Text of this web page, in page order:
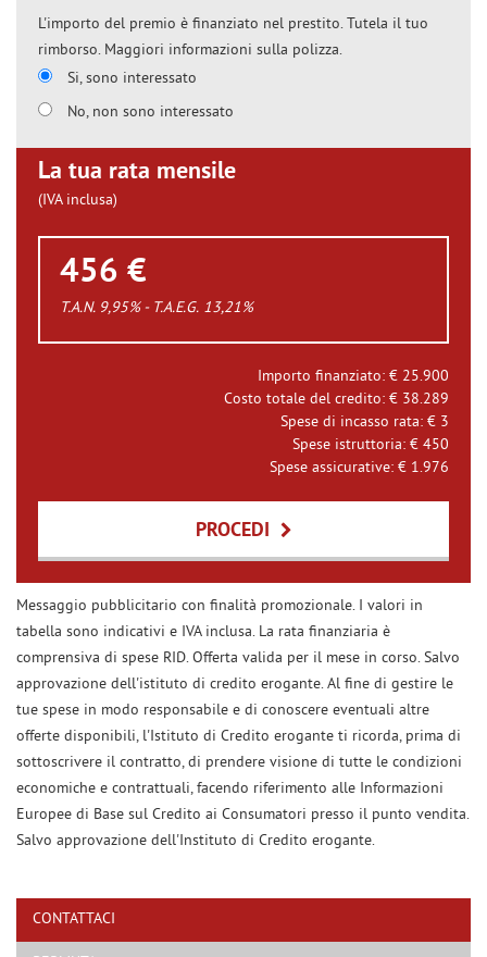
L'importo del premio è finanziato nel prestito. Tutela il tuo
rimborso. Maggiori informazioni sulla polizza.
Si, sono interessato
No, non sono interessato
La tua rata mensile
(IVA inclusa)
456 €
T.A.N. 9,95% - T.A.E.G. 13,21%
Importo finanziato: € 25.900
Costo totale del credito: € 38.289
Spese di incasso rata: € 3
Spese istruttoria: € 450
Spese assicurative: € 1.976
PROCEDI
Contattaci
Messaggio pubblicitario con finalità promozionale. I valori in
tabella sono indicativi e IVA inclusa. La rata finanziaria è
comprensiva di spese RID. Offerta valida per il mese in corso. Salvo
approvazione dell'istituto di credito erogante. Al fine di gestire le
tue spese in modo responsabile e di conoscere eventuali altre
offerte disponibili, l'Istituto di Credito erogante ti ricorda, prima di
sottoscrivere il contratto, di prendere visione di tutte le condizioni
economiche e contrattuali, facendo riferimento alle Informazioni
Europee di Base sul Credito ai Consumatori presso il punto vendita.
Salvo approvazione dell'Instituto di Credito erogante.
CONTATTACI